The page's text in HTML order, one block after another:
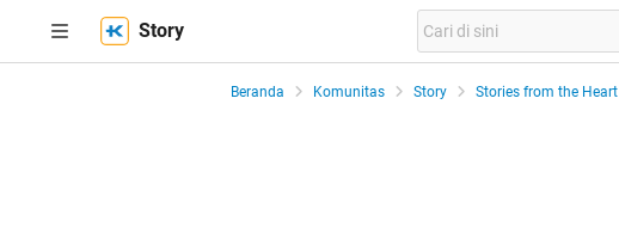
Story
Beranda Komunitas Story Stories from the Heart